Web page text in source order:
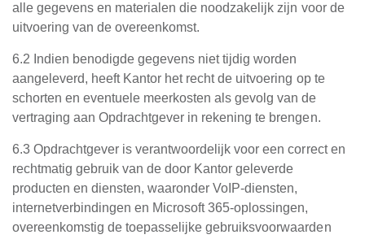
alle gegevens en materialen die noodzakelijk zijn voor de
uitvoering van de overeenkomst.
6.2 Indien benodigde gegevens niet tijdig worden
aangeleverd, heeft Kantor het recht de uitvoering op te
schorten en eventuele meerkosten als gevolg van de
vertraging aan Opdrachtgever in rekening te brengen.
6.3 Opdrachtgever is verantwoordelijk voor een correct en
rechtmatig gebruik van de door Kantor geleverde
producten en diensten, waaronder VoIP-diensten,
internetverbindingen en Microsoft 365-oplossingen,
overeenkomstig de toepasselijke gebruiksvoorwaarden